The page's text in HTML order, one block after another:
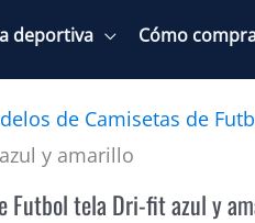
deportiva Cómo
de Camisetas de
y amarillo
Futbol tela Dri-fit azul y